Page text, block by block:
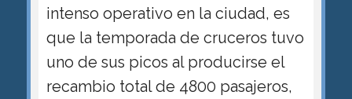
intenso operativo en la ciudad, es
que la temporada de cruceros tuvo
uno de sus picos al producirse el
recambio total de 4800 pasajeros,